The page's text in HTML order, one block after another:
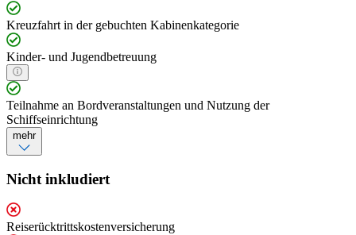
Kreuzfahrt in der gebuchten Kabinenkategorie
Kinder- und Jugendbetreuung
Teilnahme an Bordveranstaltungen und Nutzung der
Schiffseinrichtung
mehr
Nicht inkludiert
Reiserücktrittskostenversicherung